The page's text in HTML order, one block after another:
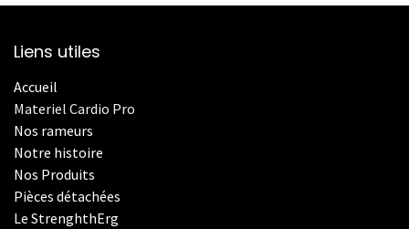
Liens utiles
Accueil
Materiel Cardio Pro
Nos rameurs
Notre histoire
Nos Produits
Pièces détachées
Le StrenghthErg